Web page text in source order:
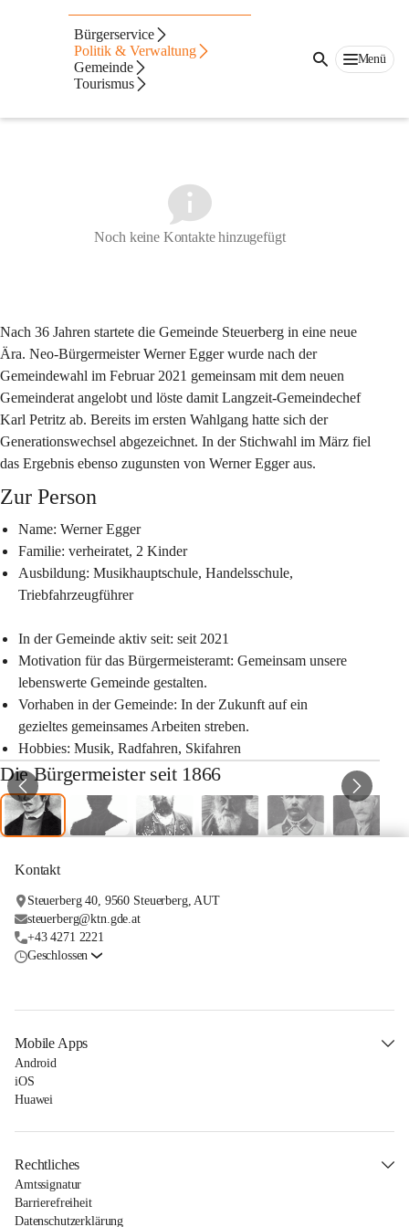
Bürgerservice
Politik & Verwaltung
Gemeinde
Tourismus
Menü
Bürgermeister
Bürgermeister Werner Egger
Noch keine Kontakte hinzugefügt
Nach 36 Jahren startete die Gemeinde Steuerberg in eine neue
Ära. Neo-Bürgermeister Werner Egger wurde nach der
Gemeindewahl im Februar 2021 gemeinsam mit dem neuen
Gemeinderat angelobt und löste damit Langzeit-Gemeindechef
Karl Petritz ab. Bereits im ersten Wahlgang hatte sich der
Generationswechsel abgezeichnet. In der Stichwahl im März fiel
das Ergebnis ebenso zugunsten von Werner Egger aus.
Zur Person
Name: Werner Egger
Familie: verheiratet, 2 Kinder
Ausbildung: Musikhauptschule, Handelsschule,
Triebfahrzeugführer
In der Gemeinde aktiv seit: seit 2021
Motivation für das Bürgermeisteramt: Gemeinsam unsere
lebenswerte Gemeinde gestalten.
Vorhaben in der Gemeinde: In der Zukunft auf ein
gezieltes gemeinsames Arbeiten streben.
Hobbies: Musik, Radfahren, Skifahren
Die Bürgermeister seit 1866
Kontakt
Steuerberg 40, 9560 Steuerberg, AUT
steuerberg@ktn.gde.at
+43 4271 2221
Geschlossen
Mobile Apps
Android
iOS
Huawei
Rechtliches
Amtssignatur
Barrierefreiheit
Datenschutzerklärung